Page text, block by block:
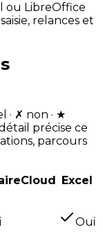
ou LibreOffice
relances et
· ✗ non · ★
précise ce
parcours
Excel
Oui